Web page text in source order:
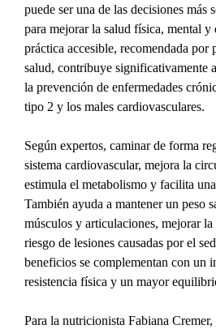
puede ser una de las decisiones más
para mejorar la salud física, mental y
práctica accesible, recomendada por
salud, contribuye significativamente
la prevención de enfermedades
tipo 2 y los males cardiovasculares.
Según expertos, caminar de forma
sistema cardiovascular, mejora la
estimula el metabolismo y facilita
También ayuda a mantener un peso
músculos y articulaciones, mejorar
riesgo de lesiones causadas por el
beneficios se complementan con un
resistencia física y un mayor
Para la nutricionista Fabiana